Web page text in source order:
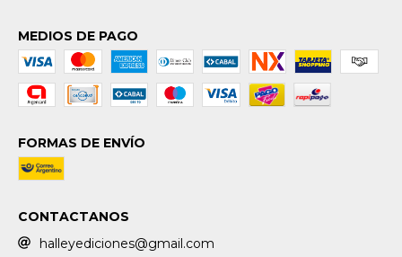
MEDIOS DE PAGO
FORMAS DE ENVÍO
CONTACTANOS
halleyediciones@gmail.com